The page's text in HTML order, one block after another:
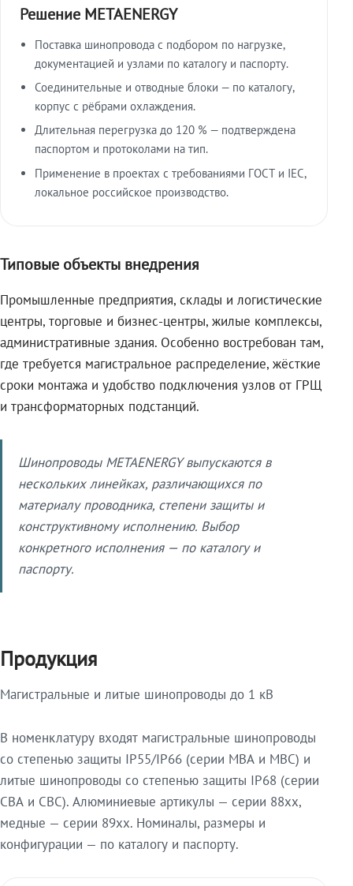
Решение METAENERGY
Поставка шинопровода с подбором по нагрузке,
документацией и узлами по каталогу и паспорту.
Соединительные и отводные блоки — по каталогу,
корпус с рёбрами охлаждения.
Длительная перегрузка до 120 % — подтверждена
паспортом и протоколами на тип.
Применение в проектах с требованиями ГОСТ и IEC,
локальное российское производство.
Типовые объекты внедрения
Промышленные предприятия, склады и логистические
центры, торговые и бизнес-центры, жилые комплексы,
административные здания. Особенно востребован там,
где требуется магистральное распределение, жёсткие
сроки монтажа и удобство подключения узлов от ГРЩ
и трансформаторных подстанций.
Шинопроводы METAENERGY выпускаются в
нескольких линейках, различающихся по
материалу проводника, степени защиты и
конструктивному исполнению. Выбор
конкретного исполнения — по каталогу и
паспорту.
Продукция
Магистральные и литые шинопроводы до 1 кВ
В номенклатуру входят магистральные шинопроводы
со степенью защиты IP55/IP66 (серии МВА и МВС) и
литые шинопроводы со степенью защиты IP68 (серии
СВА и СВС). Алюминиевые артикулы — серии 88xx,
медные — серии 89xx. Номиналы, размеры и
конфигурации — по каталогу и паспорту.